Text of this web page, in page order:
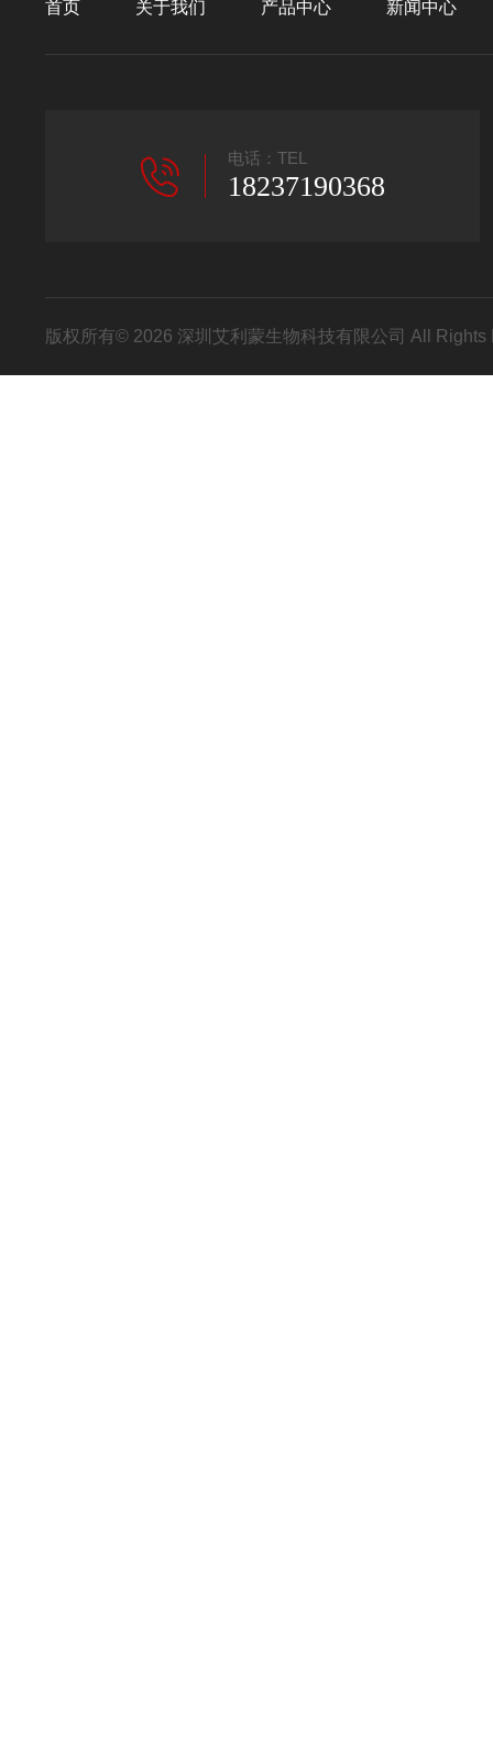
首页 关于我们 产品中心 新闻中心
电话：TEL
18237190368
版权所有© 2026 深圳艾利蒙生物科技有限公司 All